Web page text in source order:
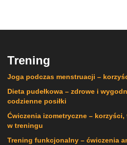
Trening
Joga podczas menstruacji –
Dieta pudełkowa – zdrowe i
codzienne posiłki
Ćwiczenia izometryczne –
w treningu
Trening funkcjonalny – ćwiczenia